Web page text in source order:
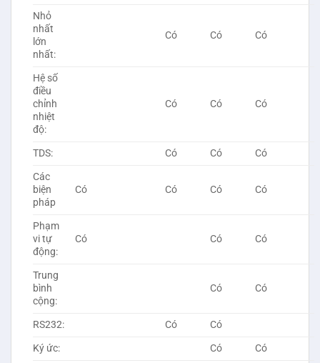
Nhỏ
nhất
lớn
nhất:
Có Có Có
Hệ số
điều
chỉnh
nhiệt
độ:
Có Có Có
TDS: Có Có
Có
Các
biện
pháp
Có Có Có Có
Phạm
vi tự
động:
Có Có Có
Trung
bình
cộng:
Có Có
RS232: Có
Có
Ký ức:
Có
Có